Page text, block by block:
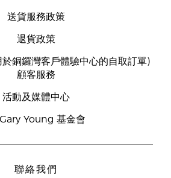
送貨服務政策
退貨政策
銅鑼灣客戶體驗中心的自取訂單)
顧客服務
活動及媒體中心
Young 基金會
聯絡我們